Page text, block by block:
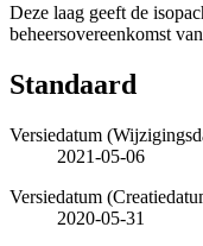
Deze laag geeft de
beheersovereenkomst
Standaard
Versiedatum
2021-05-06
Versiedatum
2020-05-31